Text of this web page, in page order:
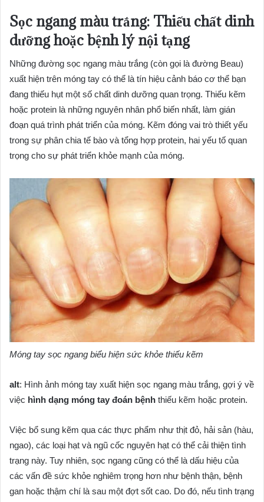
Sọc ngang màu trắng: Thiếu chất dinh
dưỡng hoặc bệnh lý nội tạng
Những đường sọc ngang màu trắng (còn gọi là đường Beau)
xuất hiện trên móng tay có thể là tín hiệu cảnh báo cơ thể bạn
đang thiếu hụt một số chất dinh dưỡng quan trọng. Thiếu kẽm
hoặc protein là những nguyên nhân phổ biến nhất, làm gián
đoạn quá trình phát triển của móng. Kẽm đóng vai trò thiết yếu
trong sự phân chia tế bào và tổng hợp protein, hai yếu tố quan
trọng cho sự phát triển khỏe mạnh của móng.
Móng tay sọc ngang biểu hiện sức khỏe thiếu kẽm
alt: Hình ảnh móng tay xuất hiện sọc ngang màu trắng, gợi ý về
việc hình dạng móng tay đoán bệnh thiếu kẽm hoặc protein.
Việc bổ sung kẽm qua các thực phẩm như thịt đỏ, hải sản (hàu,
ngao), các loại hạt và ngũ cốc nguyên hạt có thể cải thiện tình
trạng này. Tuy nhiên, sọc ngang cũng có thể là dấu hiệu của
các vấn đề sức khỏe nghiêm trọng hơn như bệnh thận, bệnh
gan hoặc thậm chí là sau một đợt sốt cao. Do đó, nếu tình trạng